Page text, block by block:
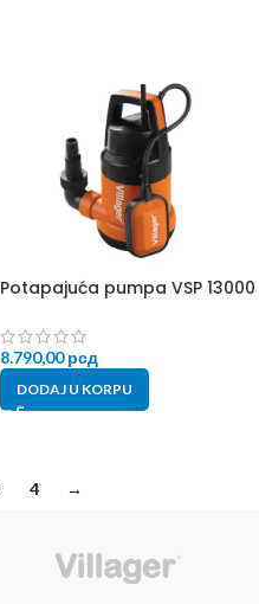
Potapajuća pumpa VSP 13000
8.790,00рсд
DODAJ U KORPU
4 →